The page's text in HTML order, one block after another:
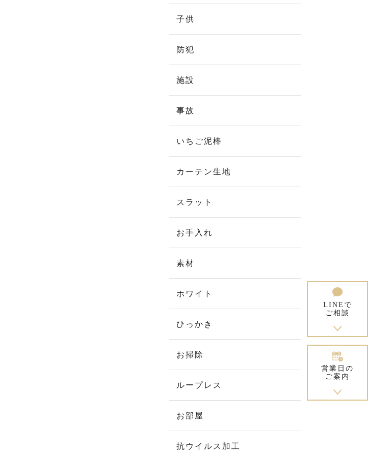
LINEで
ご相談
営業日の
ご案内
子供
防犯
施設
事故
いちご泥棒
カーテン生地
スラット
お手入れ
素材
ホワイト
ひっかき
お掃除
ループレス
お部屋
抗ウイルス加工